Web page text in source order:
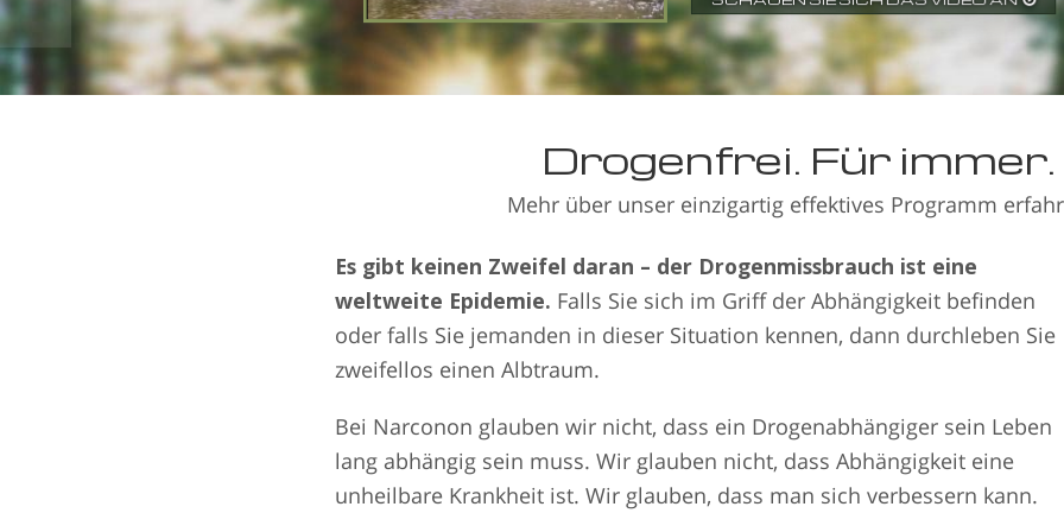
Grund, warum Narconon
Drogenfrei. Für immer.
Mehr über unser einzigartig effektives Programm
Es gibt keinen Zweifel daran – der Drogenmissbrauch ist eine
weltweite Epidemie. Falls Sie sich im Griff der Abhängigkeit befinden
oder falls Sie jemanden in dieser Situation kennen, dann durchleben Sie
zweifellos einen Albtraum.
Bei Narconon glauben wir nicht, dass ein Drogenabhängiger sein Leben
lang abhängig sein muss. Wir glauben nicht, dass Abhängigkeit eine
unheilbare Krankheit ist. Wir glauben, dass man sich verbessern kann.